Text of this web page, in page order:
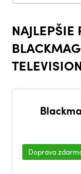
NAJLEPŠIE
Doprava